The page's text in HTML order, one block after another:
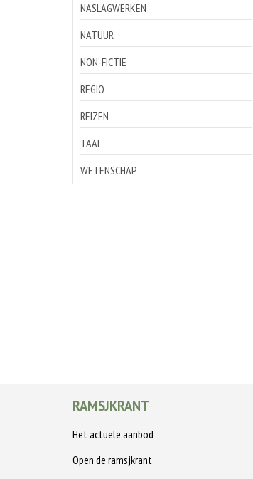
NASLAGWERKEN
NATUUR
NON-FICTIE
REGIO
REIZEN
TAAL
WETENSCHAP
RAMSJKRANT
Het actuele aanbod
Open de ramsjkrant